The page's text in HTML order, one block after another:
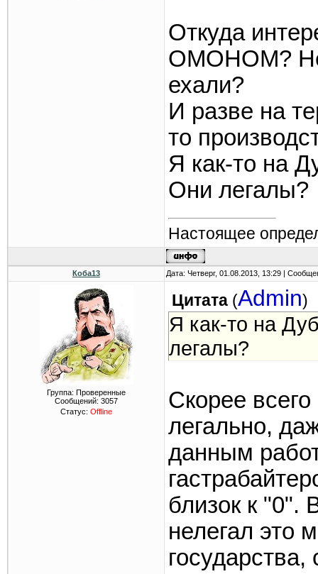
Откуда
ОМОНОМ?
ехали?
И разве на
то
Я как-то на
Они легалы?
Настоящее
Коба13 Дата: Четверг, 01.08.2013, 13:29 |
Группа: Проверенные
Сообщений: 3057
Статус: Offline
Цитата (Admin)
Я как-то на
легалы?
Скорее
легально,
данным
близок к "0".
нелегал это